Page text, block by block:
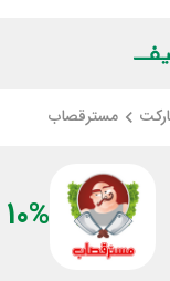
مسترقصاب
10%